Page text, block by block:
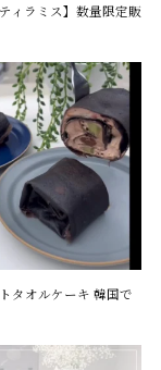
ィラミス】数量限定販
タオルケーキ 韓国で